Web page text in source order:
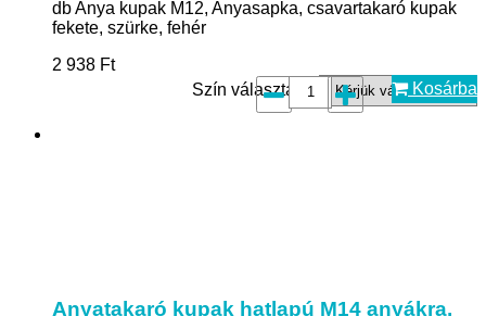
db Anya kupak M12, Anyasapka, csavartakaró kupak
fekete, szürke, fehér
2 938 Ft
Szín választás*:
Kosárba
Anyatakaró kupak hatlapú M14 anyákra,